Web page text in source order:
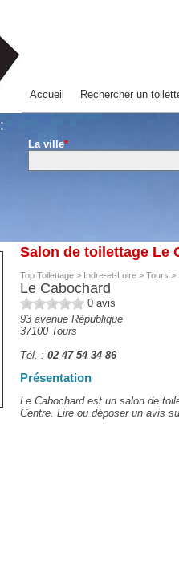
Accueil Rechercher un
La ville*
Salon de toilettage Le
Top Toilettage > Indre-et-Loire > Tours >
Le Cabochard
0 avis
93 avenue République
37100 Tours
Tél. : 02 47 54 34 86
Présentation
Le Cabochard est un salon de
Centre. Lire ou déposer un avis